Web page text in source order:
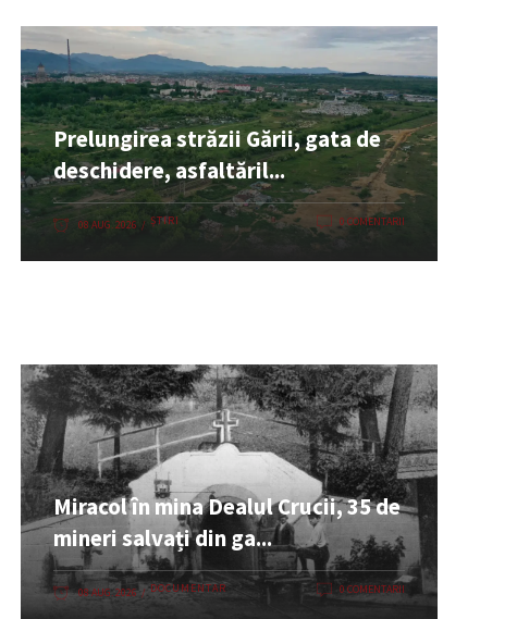
Prelungirea străzii Gării, gata de
deschidere, asfaltăril...
08 AUG. 2026 ȘTIRI 0 COMENTARII
Miracol în mina Dealul Crucii, 35 de
mineri salvați din ga...
08 AUG. 2026 DOCUMENTAR 0 COMENTARII